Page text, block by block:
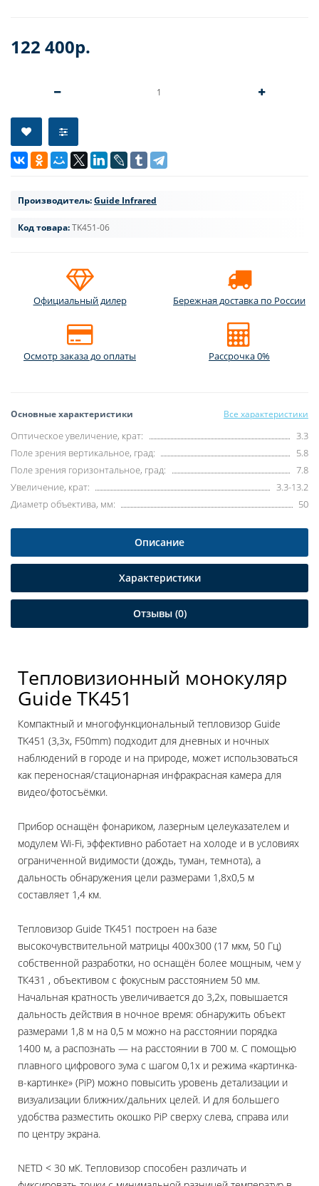
122 400р.
Производитель:Guide Infrared
Код товара:TK451-06
Официальный дилер Бережная доставка по России
Осмотр заказа до оплаты Рассрочка 0%
Основные характеристики Все характеристики
Оптическое увеличение, крат:
3.3
Поле зрения вертикальное, град:
5.8
Поле зрения горизонтальное, град:
7.8
Увеличение, крат:
3.3-13.2
Диаметр объектива, мм:
50
Описание
Характеристики
Отзывы (0)
Тепловизионный монокуляр
Guide TK451
Компактный и многофункциональный тепловизор Guide
TK451 (3,3x, F50mm) подходит для дневных и ночных
наблюдений в городе и на природе, может использоваться
как переносная/стационарная инфракрасная камера для
видео/фотосъёмки.
Прибор оснащён фонариком, лазерным целеуказателем и
модулем Wi-Fi, эффективно работает на холоде и в условиях
ограниченной видимости (дождь, туман, темнота), а
дальность обнаружения цели размерами 1,8x0,5 м
составляет 1,4 км.
Тепловизор Guide TK451 построен на базе
высокочувствительной матрицы 400x300 (17 мкм, 50 Гц)
собственной разработки, но оснащён более мощным, чем у
ТК431 , объективом с фокусным расстоянием 50 мм.
Начальная кратность увеличивается до 3,2x, повышается
дальность действия в ночное время: обнаружить объект
размерами 1,8 м на 0,5 м можно на расстоянии порядка
1400 м, а распознать — на расстоянии в 700 м. С помощью
плавного цифрового зума с шагом 0,1x и режима «картинка-
в-картинке» (PiP) можно повысить уровень детализации и
визуализации ближних/дальних целей. И для большего
удобства разместить окошко PiP сверху слева, справа или
по центру экрана.
NETD < 30 мК. Тепловизор способен различать и